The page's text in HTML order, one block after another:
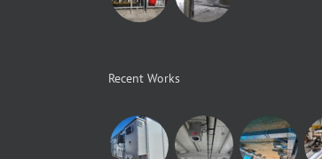
Recent Works